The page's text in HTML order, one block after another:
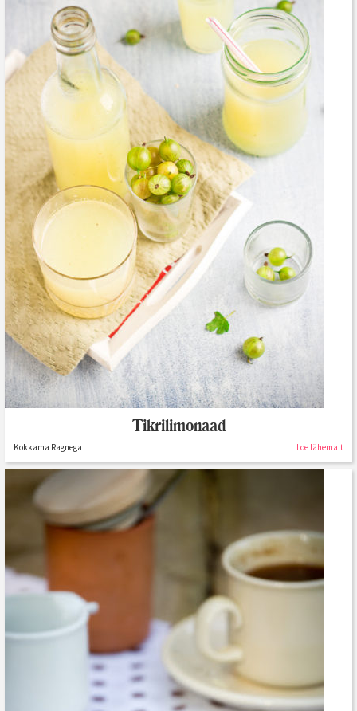
Tikrilimonaad
Kokkama Ragnega Loe lähemalt